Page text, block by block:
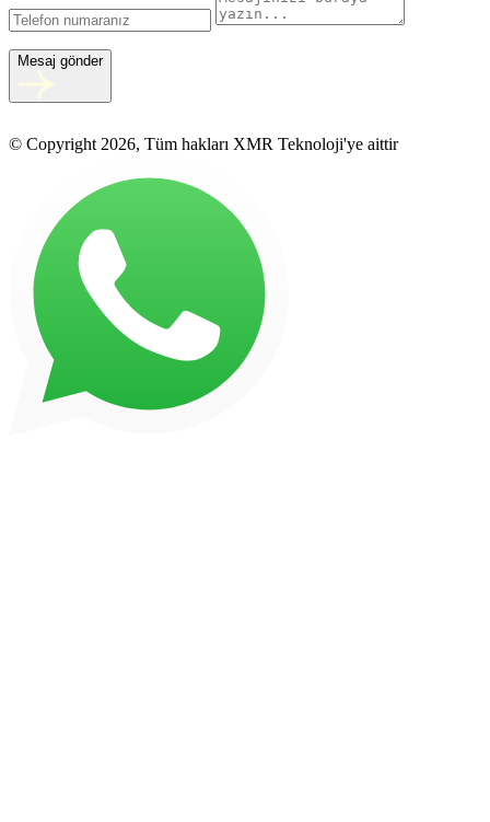
Mesaj gönder
© Copyright 2026, Tüm hakları XMR Teknoloji'ye aittir